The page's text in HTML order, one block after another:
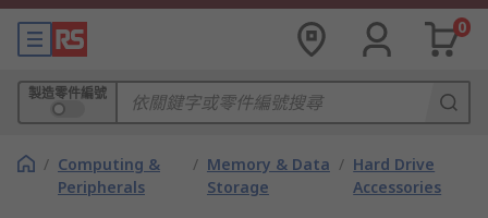
0
製造零件編號
/ Computing &
Peripherals
/ Memory & Data
Storage
/ Hard Drive
Accessories